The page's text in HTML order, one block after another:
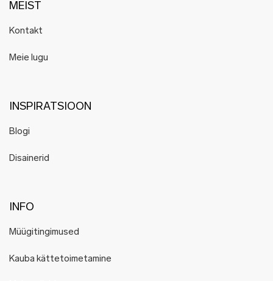
MEIST
Kontakt
Meie lugu
INSPIRATSIOON
Blogi
Disainerid
INFO
Müügitingimused
Kauba kättetoimetamine